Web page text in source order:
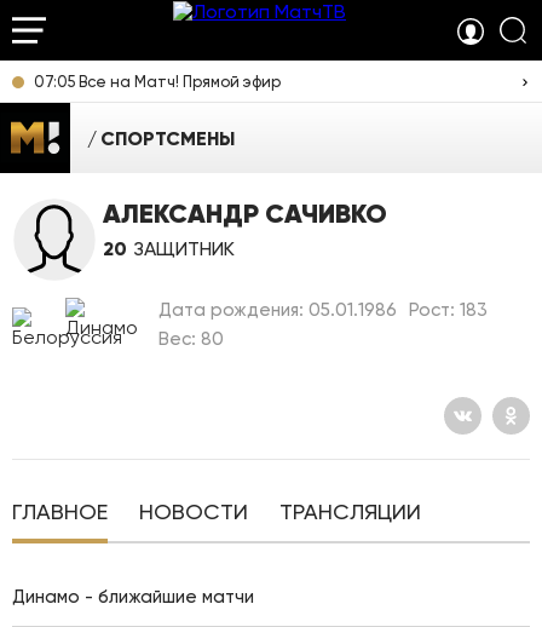
07:05 Все на Матч! Прямой эфир
СПОРТСМЕНЫ
АЛЕКСАНДР САЧИВКО
20 ЗАЩИТНИК
Дата рождения: 05.01.1986
Рост: 183
Вес: 80
ГЛАВНОЕ НОВОСТИ ТРАНСЛЯЦИИ
Динамо - ближайшие матчи